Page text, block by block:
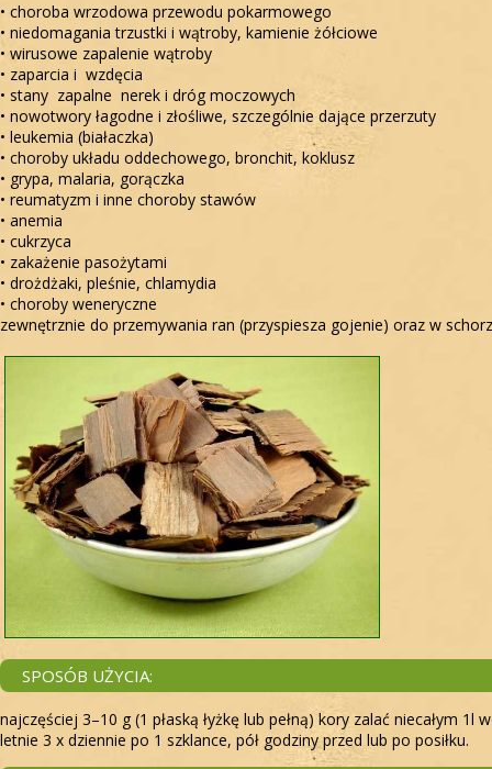
• choroba wrzodowa przewodu pokarmowego
• niedomagania trzustki i wątroby, kamienie żółciowe
• wirusowe zapalenie wątroby
• zaparcia i wzdęcia
• stany zapalne nerek i dróg moczowych
• nowotwory łagodne i złośliwe, szczególnie dające przerzuty
• leukemia (białaczka)
• choroby układu oddechowego, bronchit, koklusz
• grypa, malaria, gorączka
• reumatyzm i inne choroby stawów
• anemia
• cukrzyca
• zakażenie pasożytami
• drożdżaki, pleśnie, chlamydia
• choroby weneryczne
zewnętrznie do przemywania ran (przyspiesza gojenie) oraz w
SPOSÓB UŻYCIA:
najczęściej 3–10 g (1 płaską łyżkę lub pełną) kory zalać niecałym
letnie 3 x dziennie po 1 szklance, pół godziny przed lub po posiłku.